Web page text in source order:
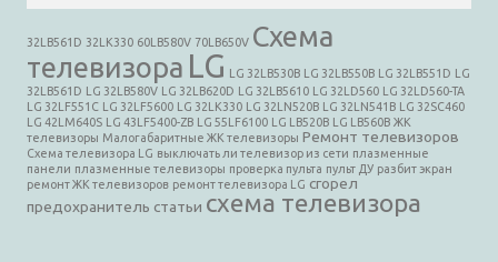
32LB561D 32LK330 60LB580V 70LB650V Cхема
телевизора LG LG 32LB530B LG 32LB550B LG 32LB551D LG
32LB561D LG 32LB580V LG 32LB620D LG 32LB5610 LG 32LD560 LG 32LD560-TA
LG 32LF551C LG 32LF5600 LG 32LK330 LG 32LN520B LG 32LN541B LG 32SC460
LG 42LM640S LG 43LF5400-ZB LG 55LF6100 LG LB520B LG LB560B ЖК
телевизоры Малогабаритные ЖК телевизоры Ремонт телевизоров
Схема телевизора LG выключать ли телевизор из сети плазменные
панели плазменные телевизоры проверка пульта пульт ДУ разбит экран
ремонт ЖК телевизоров ремонт телевизора LG сгорел
предохранитель статьи схема телевизора